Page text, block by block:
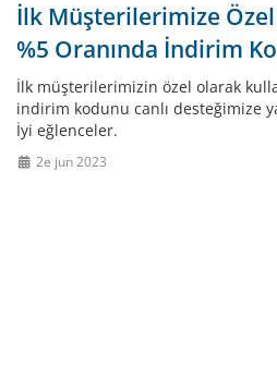
İlk Müşterilerimize
%5 Oranında İndirim
İlk müşterilerimizin özel olarak
indirim kodunu canlı desteğimize
İyi eğlenceler.
2e jun 2023